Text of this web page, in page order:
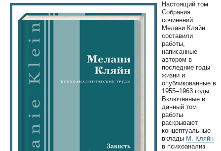
Настоящий том
Собрания
сочинений
Мелани Кляйн
составили
работы,
написанные
автором в
последние годы
жизни и
опубликованные в
1955–1963 годы.
Включенные в
данный том
работы
раскрывают
концептуальные
вклады М. Кляйн
в психоанализ.